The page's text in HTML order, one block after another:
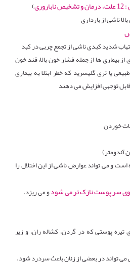
)
ناشی از بارداری
شدید کبدی ناشی از تجمع چربی در کبد
بیماری ها از جمله فشار خون بالا، قند خون
یا تری گلیسرید که خطر ابتلا به بیماری
توجهی افزایش می دهند
خوردن
است و می تواند عوارض ناشی از این اختلال را
سر پوست نازک تر می شودو می ریزد.
پوستی که در گردن، کشاله ران، و زیر
می تواند در بعضی از زنان باعث سردرد شود.